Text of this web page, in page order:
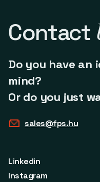
Contact
Do you have an
mind?
Or do you just
sales@fps.hu
Linkedin
Instagram